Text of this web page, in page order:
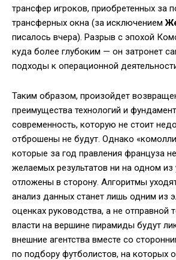
трансфер игроков, приобретенных за
трансферных окна (за исключением
писалось вчера). Разрыв с эпохой
куда более глубоким — он затронет
подходы к операционной
Таким образом, произойдет
преимущества технологий и
современность, которую не стоит
отброшены не будут. Однако
которые за год правления француза
желаемых результатов ни на одном из
отложены в сторону. Алгоритмы
анализ данных станет лишь одним из
оценках руководства, а не отправной
власти на вершине пирамиды будут
внешние агентства вместе со
по подбору футболистов, на которых